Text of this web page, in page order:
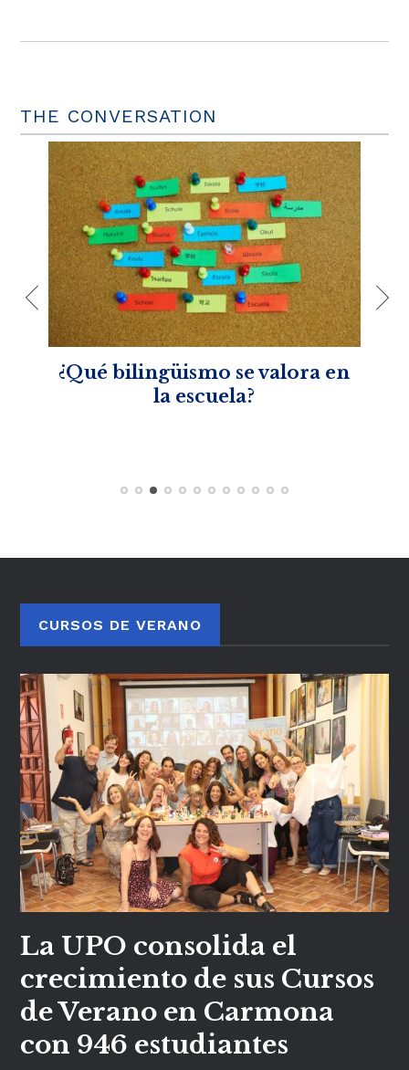
THE CONVERSATION
¿Qué bilingüismo se valora en
la escuela?
CURSOS DE VERANO
La UPO consolida el
crecimiento de sus Cursos
de Verano en Carmona
con 946 estudiantes